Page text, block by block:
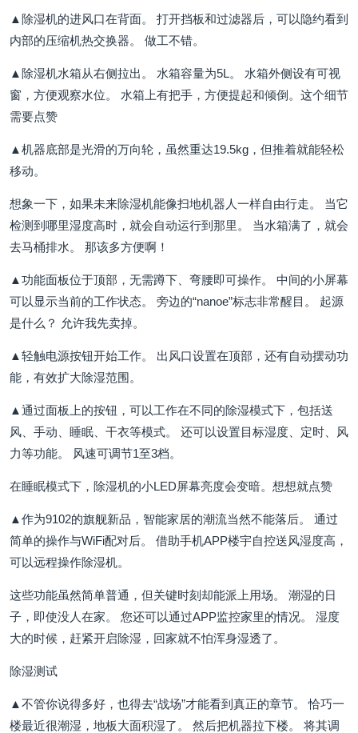
▲除湿机的进风口在背面。 打开挡板和过滤器后，可以隐约看到
内部的压缩机热交换器。 做工不错。
▲除湿机水箱从右侧拉出。 水箱容量为5L。 水箱外侧设有可视
窗，方便观察水位。 水箱上有把手，方便提起和倾倒。这个细节
需要点赞
▲机器底部是光滑的万向轮，虽然重达19.5kg，但推着就能轻松
移动。
想象一下，如果未来除湿机能像扫地机器人一样自由行走。 当它
检测到哪里湿度高时，就会自动运行到那里。 当水箱满了，就会
去马桶排水。 那该多方便啊！
▲功能面板位于顶部，无需蹲下、弯腰即可操作。 中间的小屏幕
可以显示当前的工作状态。 旁边的“nanoe”标志非常醒目。 起源
是什么？ 允许我先卖掉。
▲轻触电源按钮开始工作。 出风口设置在顶部，还有自动摆动功
能，有效扩大除湿范围。
▲通过面板上的按钮，可以工作在不同的除湿模式下，包括送
风、手动、睡眠、干衣等模式。 还可以设置目标湿度、定时、风
力等功能。 风速可调节1至3档。
在睡眠模式下，除湿机的小LED屏幕亮度会变暗。想想就点赞
▲作为9102的旗舰新品，智能家居的潮流当然不能落后。 通过
简单的操作与WiFi配对后。 借助手机APP楼宇自控送风湿度高，
可以远程操作除湿机。
这些功能虽然简单普通，但关键时刻却能派上用场。 潮湿的日
子，即使没人在家。 您还可以通过APP监控家里的情况。 湿度
大的时候，赶紧开启除湿，回家就不怕浑身湿透了。
除湿测试
▲不管你说得多好，也得去“战场”才能看到真正的章节。 恰巧一
楼最近很潮湿，地板大面积湿了。 然后把机器拉下楼。 将其调